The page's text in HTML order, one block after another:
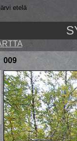
etelä
009